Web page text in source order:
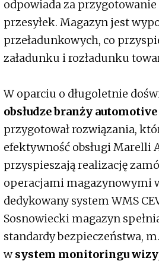
odpowiada za przygotowanie
przesyłek. Magazyn jest
przeładunkowych, co
załadunku i rozładunku
W oparciu o długoletnie
obsłudze branży automotive
przygotował rozwiązania,
efektywność obsługi Marelli
przyspieszają realizację
operacjami magazynowymi
dedykowany system WMS
Sosnowiecki magazyn
standardy bezpieczeństwa,
wsystem monitoringu